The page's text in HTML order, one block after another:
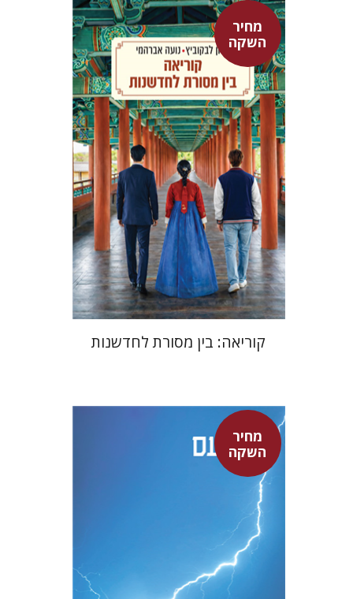
מחיר
השקה
אלון לבקוביץ נועה אברהמי
מחיר השקה
$35
$24
קוריאה: בין מסורת לחדשנות
מחיר
השקה
סנקה
דבורה גילולה
דבורה גילולה